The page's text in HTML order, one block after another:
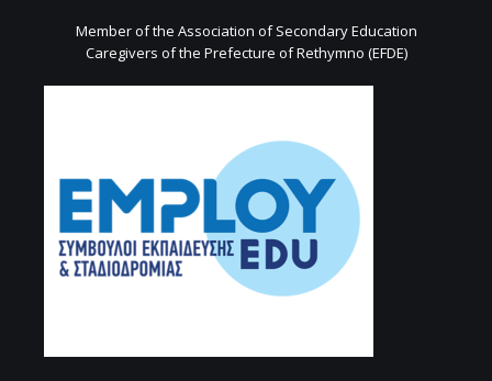
Member of the Association of Secondary Education
Caregivers of the Prefecture of Rethymno (EFDE)